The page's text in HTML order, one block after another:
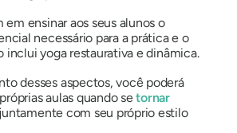
em ensinar aos seus alunos o
necessário para a prática e o
inclui yoga restaurativa e dinâmica.
desses aspectos, você poderá
aulas quando setornar
com seu próprio estilo